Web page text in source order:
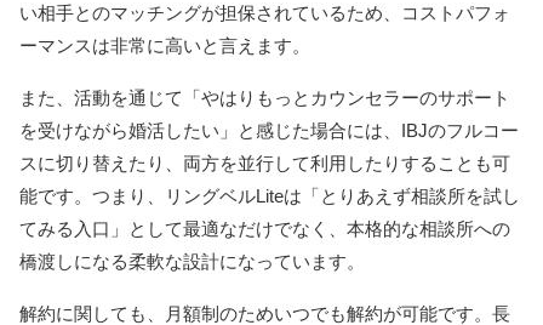
い相手とのマッチングが担保されているため、コストパフォ
ーマンスは非常に高いと言えます。
また、活動を通じて「やはりもっとカウンセラーのサポート
を受けながら婚活したい」と感じた場合には、IBJのフルコー
スに切り替えたり、両方を並行して利用したりすることも可
能です。つまり、リングベルLiteは「とりあえず相談所を試し
てみる入口」として最適なだけでなく、本格的な相談所への
橋渡しになる柔軟な設計になっています。
解約に関しても、月額制のためいつでも解約が可能です。長